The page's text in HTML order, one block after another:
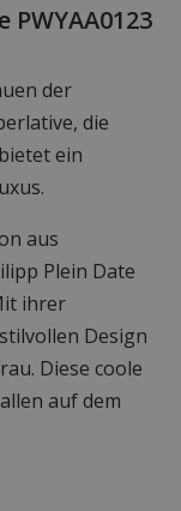
der
die
ein
aus
Plein Date
ihrer
Design
Diese coole
auf dem